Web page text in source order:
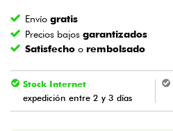
Vientos
Niños
Envíogratis
Precios bajosgarantizados
Satisfecho o rembolsado
Stock Internet
expedición entre 2 y 3 días